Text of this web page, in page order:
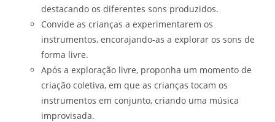
destacando os diferentes sons produzidos.
Convide as crianças a experimentarem os
instrumentos, encorajando-as a explorar os sons de
forma livre.
Após a exploração livre, proponha um momento de
criação coletiva, em que as crianças tocam os
instrumentos em conjunto, criando uma música
improvisada.